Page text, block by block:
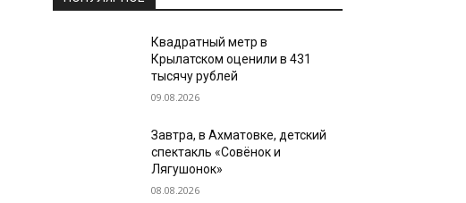
Квадратный метр в
Крылатском оценили в 431
тысячу рублей
09.08.2026
Завтра, в Ахматовке, детский
спектакль «Совёнок и
Лягушонок»
08.08.2026